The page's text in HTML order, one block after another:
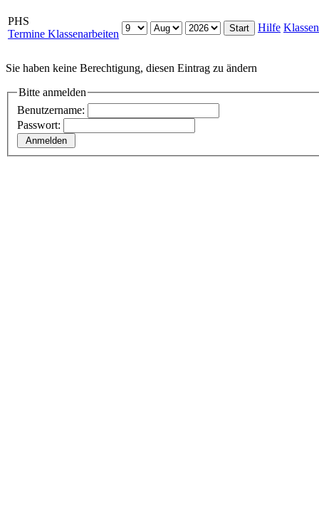
PHS
Termine Klassenarbeiten
Hilfe Klassen
Sie haben keine Berechtigung, diesen Eintrag zu ändern
Bitte anmelden
Benutzername:
Passwort: